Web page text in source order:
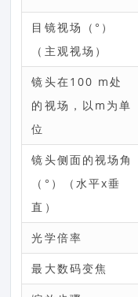
目镜视场（°）
（主观视场）
镜头在100 m处
的视场，以m为单
位
镜头侧面的视场角
（°）（水平x垂
直）
光学倍率
最大数码变焦